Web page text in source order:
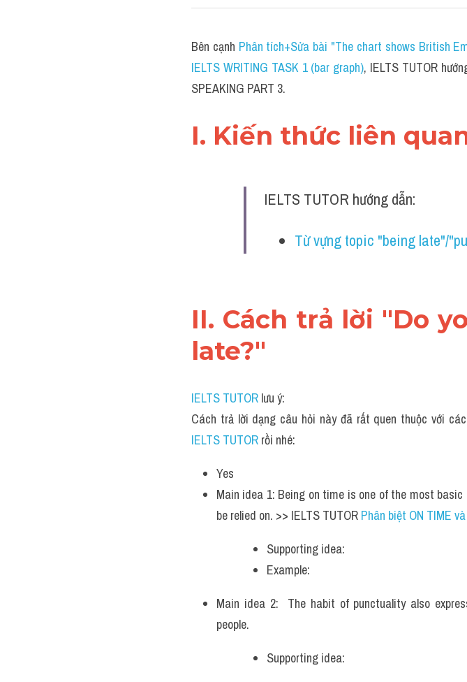
Bên cạnh Phân tích+Sửa bài "The chart shows British
IELTS WRITING TASK 1 (bar graph), IELTS TUTOR
SPEAKING PART 3.
I. Kiến thức liên
IELTS TUTOR hướng dẫn:
Từ vựng topic "being late"/
II. Cách trả lời "Do
late?"
IELTS TUTOR lưu ý:
Cách trả lời dạng câu hỏi này đã rất quen thuộc với
IELTS TUTOR rồi nhé:
Yes
Main idea 1: Being on time is one of the most
be relied on. >> IELTS TUTOR Phân biệt ON TIME
Supporting idea:
Example:
Main idea 2:  The habit of punctuality also
people.
Supporting idea: